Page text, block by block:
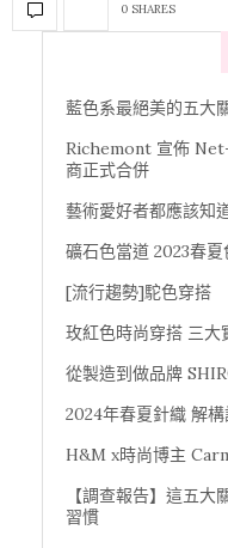
0 SHARES
藍色系最絕美的五大
Richemont 宣佈
商正式合併
藝術愛好者都應該知
礦石色當道 2023春
[流行趨勢]駝色穿搭
玫紅色時尚穿搭 三大
從製造到做品牌
2024年春夏針織 解
H&M x時尚博主
【調查報告】這五
習慣